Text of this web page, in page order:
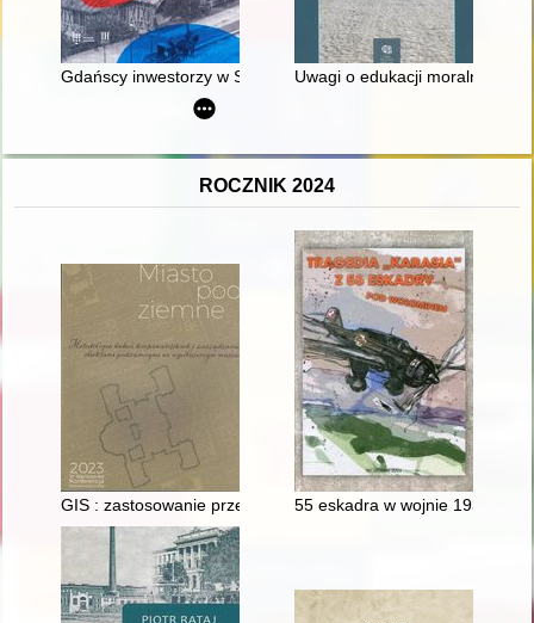
Gdańscy inwestorzy w Sopocie : prestiż finansowy i
Uwagi o edukacji moralnej
ROCZNIK 2024
GIS : zastosowanie przez Państwowe Muzeum Auschwitz-
55 eskadra w wojnie 1939 roku